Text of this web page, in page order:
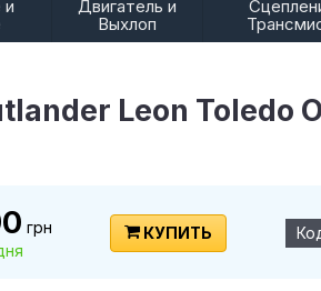
и
Двигатель и
Выхлоп
Leon Toledo
грн
КУПИТЬ